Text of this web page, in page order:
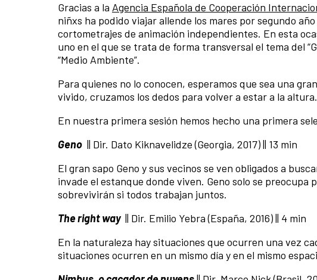
Gracias a la Agencia Española de Cooperación
niñxs ha podido viajar allende los mares por segundo
cortometrajes de animación independientes. En esta
uno en el que se trata de forma transversal el tema del
“Medio Ambiente”.
Para quienes no lo conocen, esperamos que sea una
vivido, cruzamos los dedos para volver a estar a la altura.
En nuestra primera sesión hemos hecho una primera
Geno || Dir. Dato Kiknavelidze (Georgia, 2017) || 13 min
El gran sapo Geno y sus vecinos se ven obligados a
invade el estanque donde viven. Geno solo se preocupa
sobrevivirán si todos trabajan juntos.
The right way || Dir. Emilio Yebra (España, 2016) || 4 min
En la naturaleza hay situaciones que ocurren una vez
situaciones ocurren en un mismo día y en el mismo